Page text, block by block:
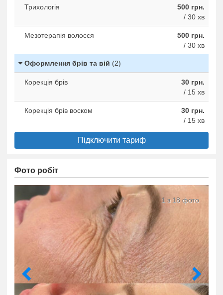
Трихологія
500 грн.
/ 30 хв
Мезотерапія волосся
500 грн.
/ 30 хв
Оформлення брів та вій (2)
Корекція брів
30 грн.
/ 15 хв
Корекція брів воском
30 грн.
/ 15 хв
Підключити тариф
Фото робіт
1 з 18 фото